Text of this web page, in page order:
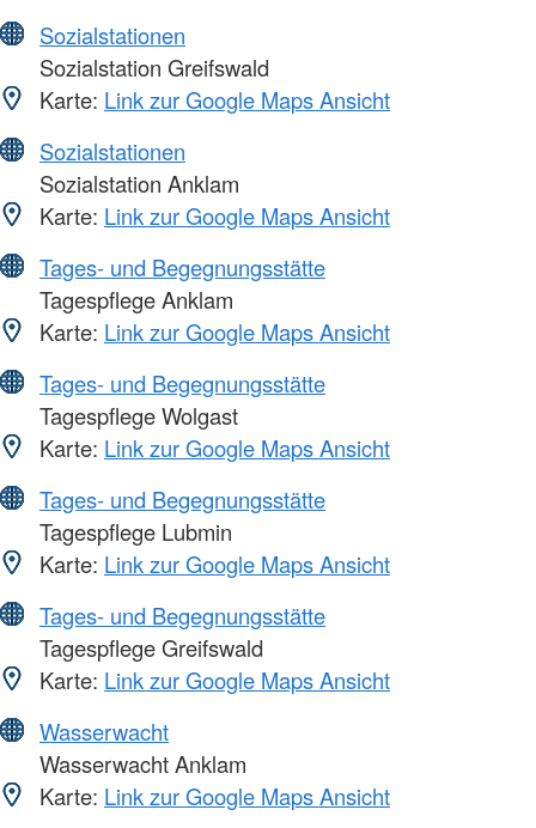
Sozialstationen
Sozialstation Greifswald
Karte: Link zur Google Maps Ansicht
Sozialstationen
Sozialstation Anklam
Karte: Link zur Google Maps Ansicht
Tages- und Begegnungsstätte
Tagespflege Anklam
Karte: Link zur Google Maps Ansicht
Tages- und Begegnungsstätte
Tagespflege Wolgast
Karte: Link zur Google Maps Ansicht
Tages- und Begegnungsstätte
Tagespflege Lubmin
Karte: Link zur Google Maps Ansicht
Tages- und Begegnungsstätte
Tagespflege Greifswald
Karte: Link zur Google Maps Ansicht
Wasserwacht
Wasserwacht Anklam
Karte: Link zur Google Maps Ansicht